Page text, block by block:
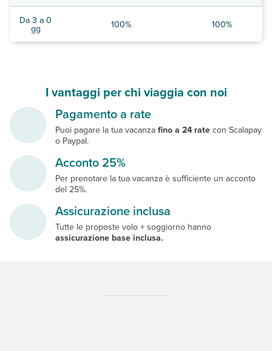
Da 3 a 0
gg 100% 100%
I vantaggi per chi viaggia con noi
Pagamento a rate
Puoi pagare la tua vacanza fino a 24 rate con Scalapay
o Paypal.
Acconto 25%
Per prenotare la tua vacanza è sufficiente un acconto
del 25%.
Assicurazione inclusa
Tutte le proposte volo + soggiorno hanno
assicurazione base inclusa.